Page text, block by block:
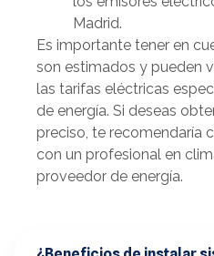
Madrid.
Es importante tener en
son estimados y pueden
las tarifas eléctricas
de energía. Si deseas
preciso, te recomendaría
con un profesional en
proveedor de energía.